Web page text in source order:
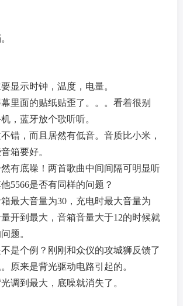
显示时钟，温度，电量。
里面的贴纸贴歪了。。。看着很别
，蓝牙放个歌听听。
错，而且居然有低音。音质比小米，
箱要好。
有底噪！两首歌曲中间间隔可明显听
5566是否有同样的问题？
最大音量为30，充电时最大音量为
开到最大，音箱音量大于12的时候就
题。
是个例？ 刚刚和众仪的攻城狮反馈了
原来是背光驱动电路引起的。
调到最大，底噪就消失了。